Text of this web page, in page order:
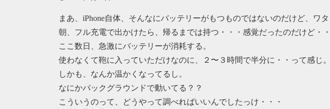
まあ、iPhone自体、そんなにバッテリーがもつものではないのだけど、ワタ
朝、フル充電で出かけたら、帰るまでは持つ・・・感覚だったのだけど・・
ここ数日、急激にバッテリーが消耗する。
使わなくて鞄に入っていただけなのに、２〜３時間で半分に・・って感じ。
しかも、なんか温かくなってるし。
なにかバックグラウンドで動いてる？？
こういうのって、どうやって調べればいいんでしたっけ・・・